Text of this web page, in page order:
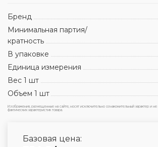
Бренд
Минимальная партия/
кратность
В упаковке
Единица измерения
Вес 1 шт
Объем 1 шт
Изображения, размещенные на сайте, носят исключительно ознакомительный характер и
фактических характеристик товара.
Базовая цена: